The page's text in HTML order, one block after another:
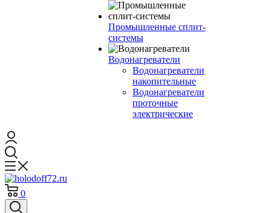
Промышленные сплит-
системы
Водонагреватели
Водонагреватели
накопительные
Водонагреватели
проточные
электрические
0